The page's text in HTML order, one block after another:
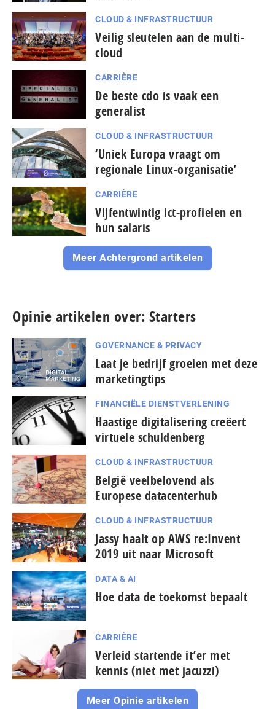
CLOUD & INFRASTRUCTUUR
Veilig sleutelen aan de multi-
cloud
CARRIÈRE
De beste cdo is vaak een
generalist
CLOUD & INFRASTRUCTUUR
‘Uniek Europa vraagt om
regionale Linux-organisatie’
CARRIÈRE
Vijfentwintig ict-profielen en
hun salaris
Meer Achtergrond artikelen
Opinie artikelen over: Starters
GOVERNANCE & PRIVACY
Laat je bedrijf groeien met deze
marketingtips
FINANCIËLE DIENSTVERLENING
Haastige digitalisering creëert
virtuele schuldenberg
CLOUD & INFRASTRUCTUUR
België veelbelovend als
Europese datacenterhub
CLOUD & INFRASTRUCTUUR
Jassy haalt op AWS re:Invent
2019 uit naar Microsoft
DATA & AI
Hoe data de toekomst bepaalt
CARRIÈRE
Verleid startende it’er met
kennis (niet met jacuzzi)
Meer Opinie artikelen